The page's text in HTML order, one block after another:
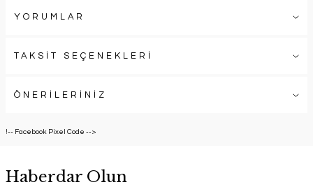
YORUMLAR
TAKSİT SEÇENEKLERİ
ÖNERİLERİNİZ
!-- Facebook Pixel Code -->
Haberdar Olun